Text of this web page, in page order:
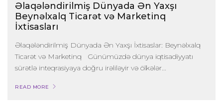
Əlaqələndirilmiş Dünyada Ən Yaxşı
Beynəlxalq Ticarət və Marketinq
İxtisasları
Əlaqələndirilmiş Dünyada Ən Yaxşı İxtisaslar: Beynəlxalq
Ticarət və Marketinq Günümüzdə dünya iqtisadiyyatı
sürətlə inteqrasiyaya doğru irəliləyir və ölkələr...
READ MORE